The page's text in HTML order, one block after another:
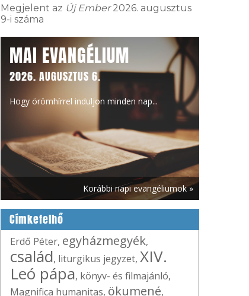
Megjelent az Új Ember2026. augusztus
9-i száma
MAI EVANGÉLIUM
2026. AUGUSZTUS 6.
Hogy örömhírrel induljon minden nap...
Korábbi napi evangéliumok »
Címkefelhő
Erdő Péter, egyházmegyék,
család, liturgikus jegyzet, XIV.
Leó pápa, könyv- és filmajánló,
Magnifica humanitas, ökumené,